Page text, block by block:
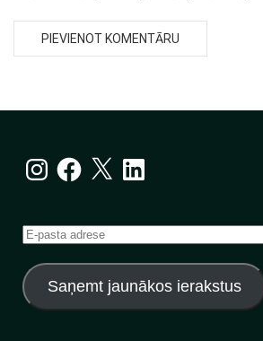
InstagramFacebook
X LinkedIn
E-
adrese
Saņemt jaunākos ierakstus